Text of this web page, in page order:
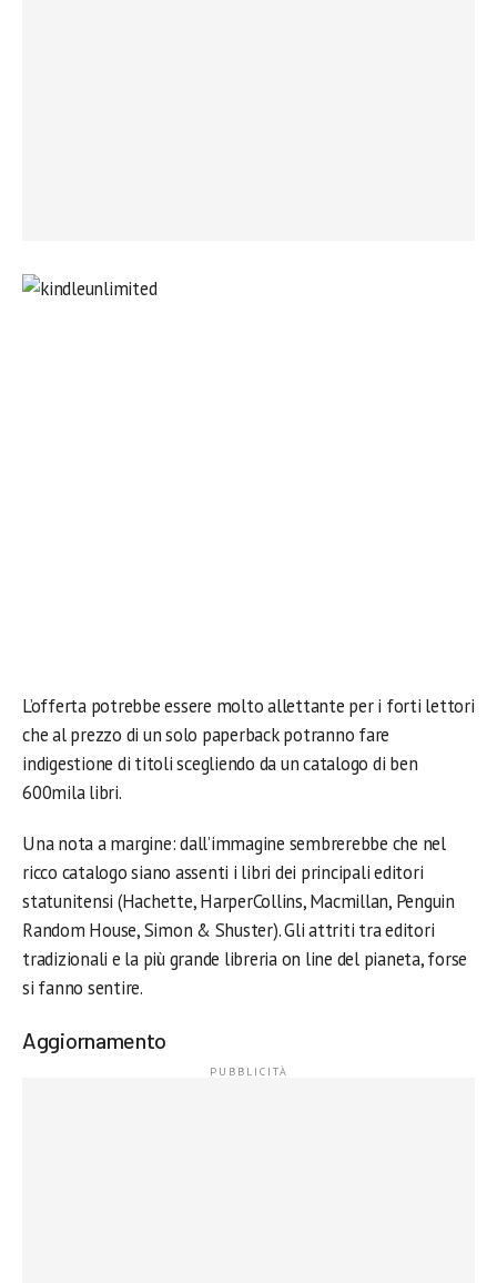
L’offerta potrebbe essere molto allettante per i forti lettori
che al prezzo di un solo paperback potranno fare
indigestione di titoli scegliendo da un catalogo di ben
600mila libri.
Una nota a margine: dall’immagine sembrerebbe che nel
ricco catalogo siano assenti i libri dei principali editori
statunitensi (Hachette, HarperCollins, Macmillan, Penguin
Random House, Simon & Shuster). Gli attriti tra editori
tradizionali e la più grande libreria on line del pianeta, forse
si fanno sentire.
Aggiornamento